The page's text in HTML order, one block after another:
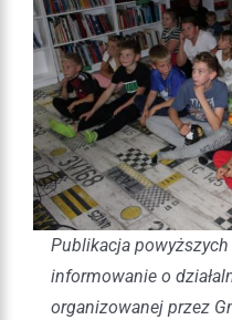
Publikacja
informowanie o
organizowanej przez